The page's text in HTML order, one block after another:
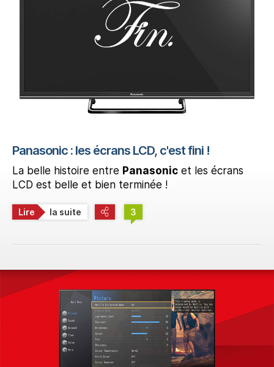
Panasonic : les écrans LCD, c'est fini !
La belle histoire entre Panasonic et les écrans
LCD est belle et bien terminée !
Lire la suite 3